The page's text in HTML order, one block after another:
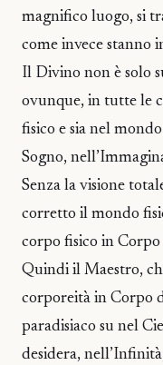
magnifico luogo, si
come invece stanno
Il Divino non è solo
ovunque, in tutte le
fisico e sia nel
Sogno,
Senza la visione
corretto il mondo
corpo fisico in
Quindi il Maestro,
corporeità in Corpo
paradisiaco su nel
desidera,